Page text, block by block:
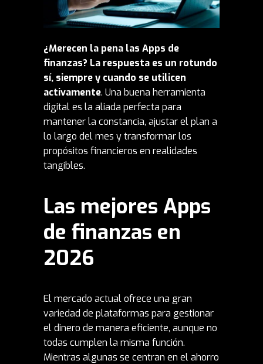
¿Merecen la pena las Apps de
finanzas? La respuesta es un rotundo
sí, siempre y cuando se utilicen
activamente. Una buena herramienta
digital es la aliada perfecta para
mantener la constancia, ajustar el plan a
lo largo del mes y transformar los
propósitos financieros en realidades
tangibles.
Las mejores Apps
de finanzas en
2026
El mercado actual ofrece una gran
variedad de plataformas para gestionar
el dinero de manera eficiente, aunque no
todas cumplen la misma función.
Mientras algunas se centran en el ahorro